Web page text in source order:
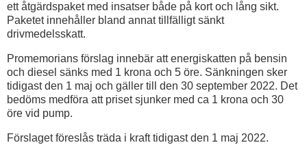
ett åtgärdspaket med insatser både på kort och lång sikt.
Paketet innehåller bland annat tillfälligt sänkt
drivmedelsskatt.
Promemorians förslag innebär att energiskatten på bensin
och diesel sänks med 1 krona och 5 öre. Sänkningen sker
tidigast den 1 maj och gäller till den 30 september 2022. Det
bedöms medföra att priset sjunker med ca 1 krona och 30
öre vid pump.
Förslaget föreslås träda i kraft tidigast den 1 maj 2022.